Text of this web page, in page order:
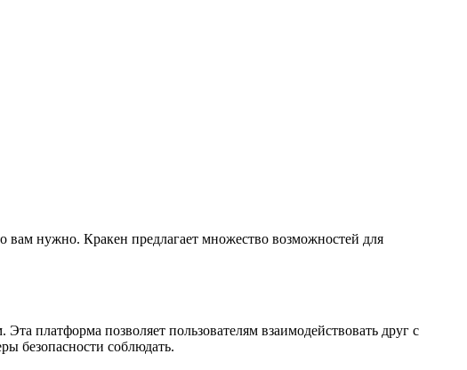
вам нужно. Кракен предлагает множество возможностей для
платформа позволяет пользователям взаимодействовать друг с
безопасности соблюдать.